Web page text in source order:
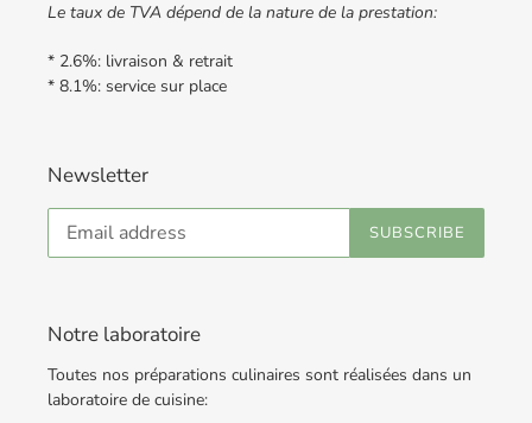
Le taux de TVA dépend de la nature de la prestation:
* 2.6%: livraison & retrait
* 8.1%: service sur place
Newsletter
SUBSCRIBE
Notre laboratoire
Toutes nos préparations culinaires sont réalisées dans un
laboratoire de cuisine: